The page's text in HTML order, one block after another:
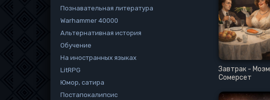
Завтрак - Моэм
Сомерсет
Познавательная литература
Warhammer 40000
Альтернативная история
Обучение
На иностранных языках
LitRPG
Юмор, сатира
Постапокалипсис